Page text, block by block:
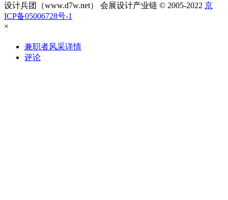
设计兵团（www.d7w.net） 会展设计产业链 © 2005-2022 京
ICP备05006728号-1
×
兼职者风采详情
评论